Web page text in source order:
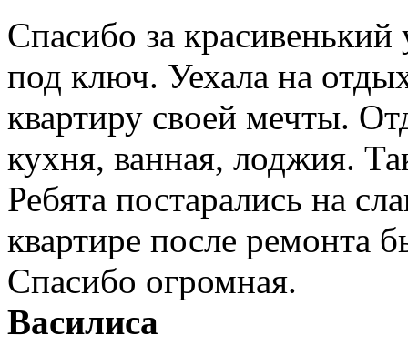
Спасибо за
под ключ. Уехала на
квартиру своей мечты.
кухня, ванная, лоджия.
Ребята постарались на
квартире после ремонта
Спасибо огромная.
Василиса